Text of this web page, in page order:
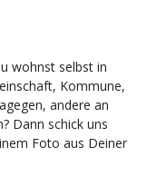
wohnst selbst in
Kommune,
andere an
Dann schick uns
Foto aus Deiner